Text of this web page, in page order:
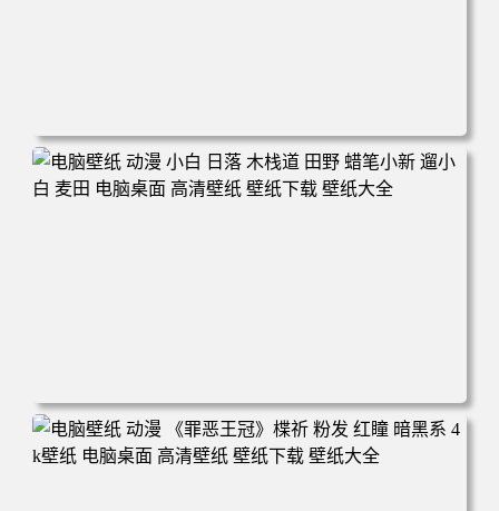
电脑壁纸 可爱动物 喵 喵星人 猫 猫咪 萌宠 电脑桌面 高清壁
纸 壁纸下载 壁纸大全
电脑壁纸 动漫 小白 日落 木栈道 田野 蜡笔小新 遛小白 麦田
电脑桌面 高清壁纸 壁纸下载 壁纸大全